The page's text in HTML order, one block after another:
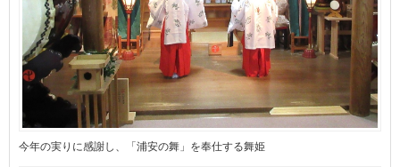
今年の実りに感謝し、「浦安の舞」を奉仕する舞姫